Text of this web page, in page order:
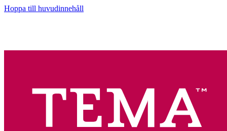
Hoppa till huvudinnehåll